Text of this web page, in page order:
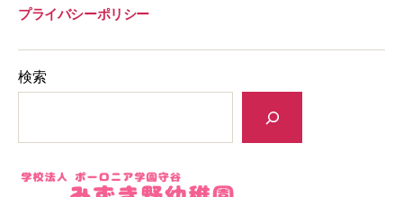
プライバシーポリシー
検索